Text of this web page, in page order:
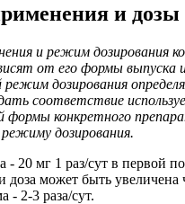
и дозы
и режим дозирования
от его формы выпуска
дозирования
соответствие
формы конкретного
дозирования.
- 20 мг 1 раз/сут в первой
доза может быть увеличена
- 2-3 раза/сут.